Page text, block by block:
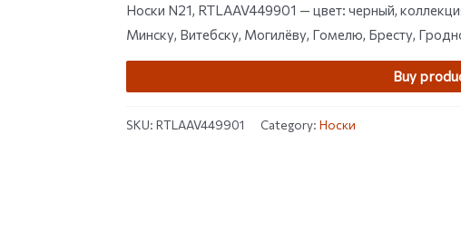
rating
Носки N21, RTLAAV449901 — цвет: черный,
Минску, Витебску, Могилёву, Гомелю, Бресту,
Buy
SKU: RTLAAV449901 Category: Носки